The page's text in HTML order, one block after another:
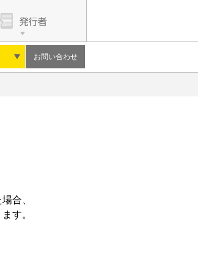
お問い合わせ
合、
す。